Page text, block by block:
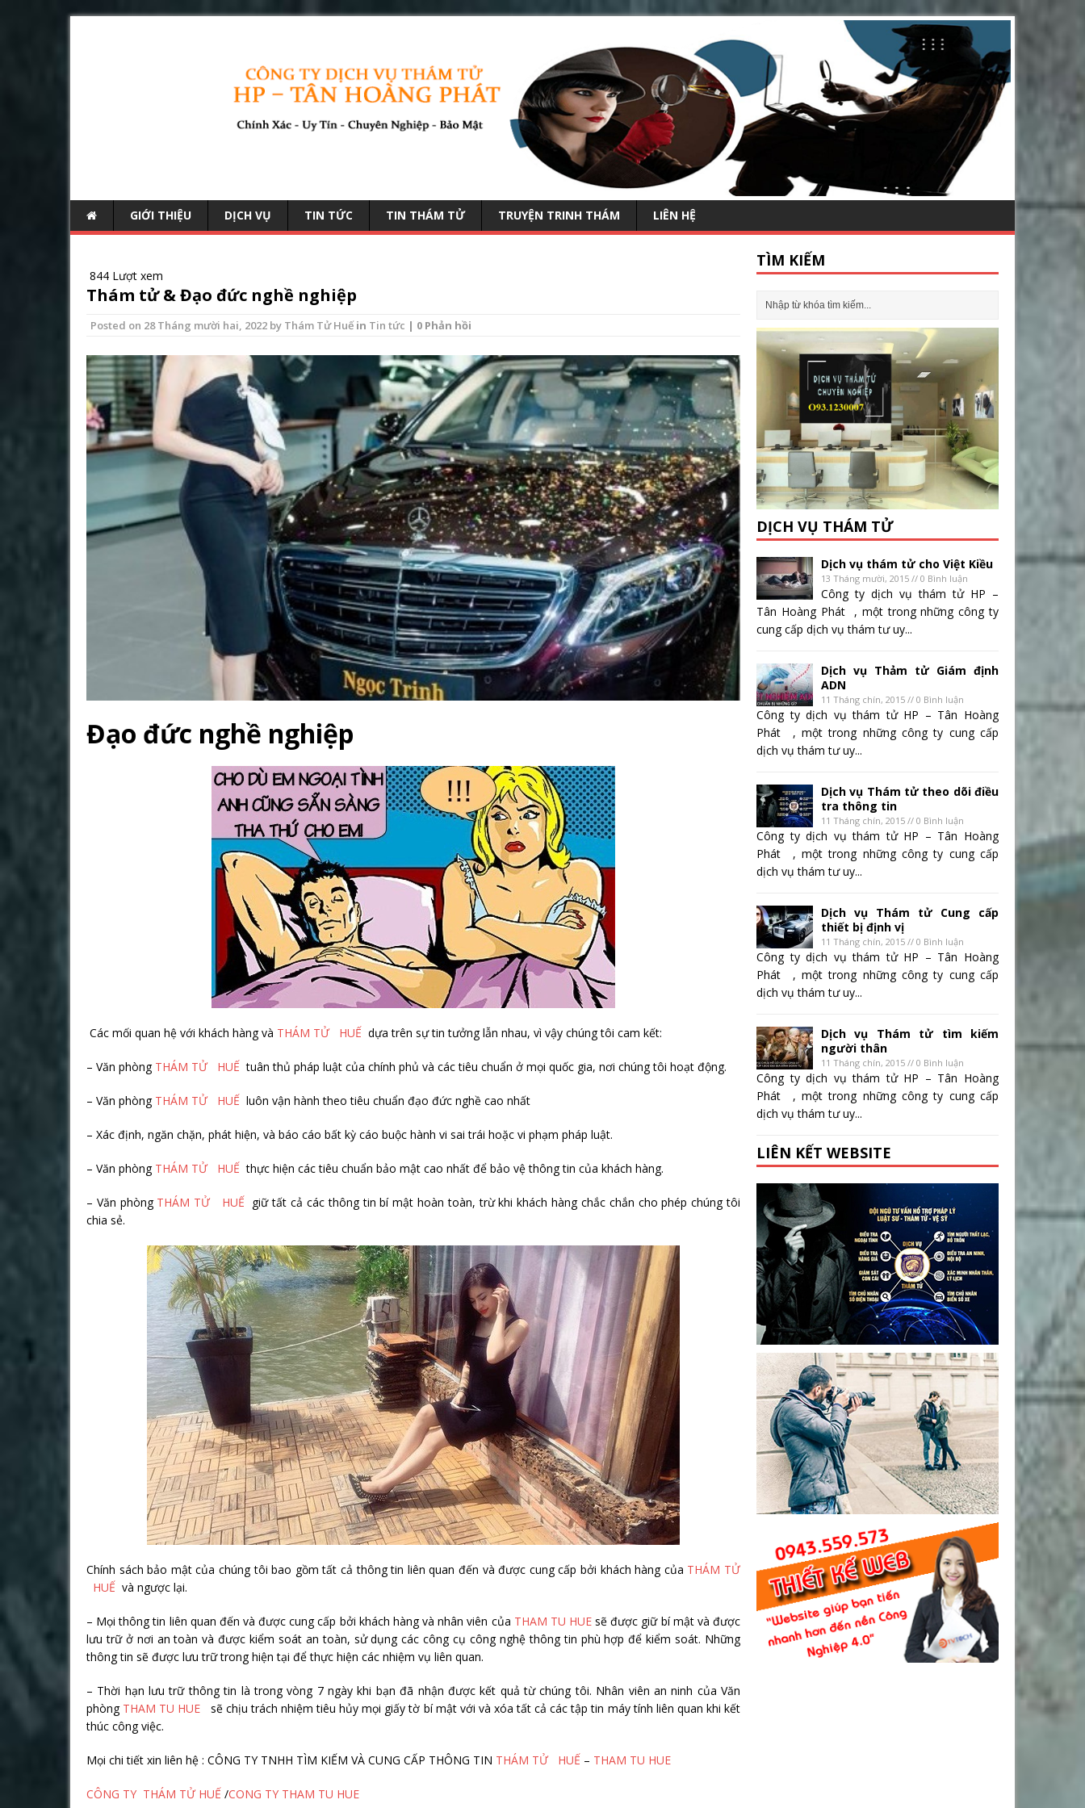
GIỚI THIỆU DỊCH VỤ TIN TỨC TIN THÁM TỬ TRUYỆN TRINH THÁM LIÊN HỆ
844 Lượt xem
Thám tử & Đạo đức nghề nghiệp
Posted on 28 Tháng mười hai, 2022 by Thám Tử Huếin Tin tức | 0 Phản hồi
Đạo đức nghề nghiệp
Các mối quan hệ với khách hàng và THÁM TỬ HUẾ dựa trên sự tin tưởng lẫn nhau, vì vậy chúng tôi cam kết:
– Văn phòng THÁM TỬ HUẾ tuân thủ pháp luật của chính phủ và các tiêu chuẩn ở mọi quốc gia, nơi chúng tôi hoạt động.
– Văn phòng THÁM TỬ HUẾ luôn vận hành theo tiêu chuẩn đạo đức nghề cao nhất
– Xác định, ngăn chặn, phát hiện, và báo cáo bất kỳ cáo buộc hành vi sai trái hoặc vi phạm pháp luật.
– Văn phòng THÁM TỬ HUẾ thực hiện các tiêu chuẩn bảo mật cao nhất để bảo vệ thông tin của khách hàng.
– Văn phòng THÁM TỬ HUẾ giữ tất cả các thông tin bí mật hoàn toàn, trừ khi khách hàng chắc chắn cho phép chúng tôi
chia sẻ.
Chính sách bảo mật của chúng tôi bao gồm tất cả thông tin liên quan đến và được cung cấp bởi khách hàng của THÁM TỬ
HUẾ và ngược lại.
– Mọi thông tin liên quan đến và được cung cấp bởi khách hàng và nhân viên của THAM TU HUEsẽ được giữ bí mật và được
lưu trữ ở nơi an toàn và được kiểm soát an toàn, sử dụng các công cụ công nghệ thông tin phù hợp để kiểm soát. Những
thông tin sẽ được lưu trữ trong hiện tại để thực hiện các nhiệm vụ liên quan.
– Thời hạn lưu trữ thông tin là trong vòng 7 ngày khi bạn đã nhận được kết quả từ chúng tôi. Nhân viên an ninh của Văn
phòng THAM TU HUE sẽ chịu trách nhiệm tiêu hủy mọi giấy tờ bí mật với và xóa tất cả các tập tin máy tính liên quan khi kết
thúc công việc.
Mọi chi tiết xin liên hệ : CÔNG TY TNHH TÌM KIẾM VÀ CUNG CẤP THÔNG TIN THÁM TỬ HUẾ – THAM TU HUE
CÔNG TY THÁM TỬ HUẾ /CONG TY THAM TU HUE
TÌM KIẾM
DỊCH VỤ THÁM TỬ
Dịch vụ thám tử cho Việt Kiều
13 Tháng mười, 2015 // 0 Bình luận
Công ty dịch vụ thám tử HP –
Tân Hoàng Phát , một trong những công ty
cung cấp dịch vụ thám tư uy...
Dịch vụ Thảm tử Giám định
ADN
11 Tháng chín, 2015 // 0 Bình luận
Công ty dịch vụ thám tử HP – Tân Hoàng
Phát , một trong những công ty cung cấp
dịch vụ thám tư uy...
Dịch vụ Thám tử theo dõi điều
tra thông tin
11 Tháng chín, 2015 // 0 Bình luận
Công ty dịch vụ thám tử HP – Tân Hoàng
Phát , một trong những công ty cung cấp
dịch vụ thám tư uy...
Dịch vụ Thám tử Cung cấp
thiết bị định vị
11 Tháng chín, 2015 // 0 Bình luận
Công ty dịch vụ thám tử HP – Tân Hoàng
Phát , một trong những công ty cung cấp
dịch vụ thám tư uy...
Dịch vụ Thám tử tìm kiếm
người thân
11 Tháng chín, 2015 // 0 Bình luận
Công ty dịch vụ thám tử HP – Tân Hoàng
Phát , một trong những công ty cung cấp
dịch vụ thám tư uy...
LIÊN KẾT WEBSITE